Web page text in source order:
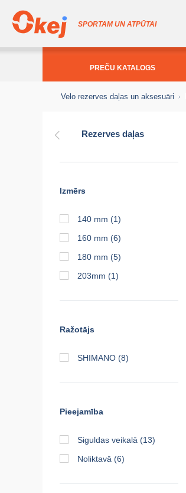
SPORTAM UN ATPŪTAI
PREČU KATALOGS
Velo rezerves daļas un aksesuāri
Rezerves daļas
Izmērs
140 mm (1)
160 mm (6)
180 mm (5)
203mm (1)
Ražotājs
SHIMANO (8)
Pieejamība
Siguldas veikalā (13)
Noliktavā (6)